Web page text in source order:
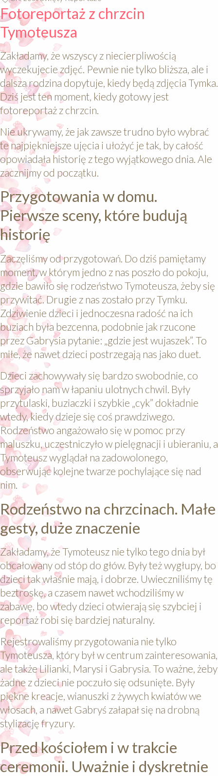
Fotoreportaż z chrzcin
Tymoteusza
Zakładamy, że wszyscy z niecierpliwością
wyczekujecie zdjęć. Pewnie nie tylko bliższa, ale i
dalsza rodzina dopytuje, kiedy będą zdjęcia Tymka.
Dziś jest ten moment, kiedy gotowy jest
fotoreportaż z chrzcin.
Nie ukrywamy, że jak zawsze trudno było wybrać
te najpiękniejsze ujęcia i ułożyć je tak, by całość
opowiadała historię z tego wyjątkowego dnia. Ale
zacznijmy od początku.
Przygotowania w domu.
Pierwsze sceny, które budują
historię
Zaczęliśmy od przygotowań. Do dziś pamiętamy
moment, w którym jedno z nas poszło do pokoju,
gdzie bawiło się rodzeństwo Tymoteusza, żeby się
przywitać. Drugie z nas zostało przy Tymku.
Zdziwienie dzieci i jednoczesna radość na ich
buziach była bezcenna, podobnie jak rzucone
przez Gabrysia pytanie: „gdzie jest wujaszek”. To
miłe, że nawet dzieci postrzegają nas jako duet.
Dzieci zachowywały się bardzo swobodnie, co
sprzyjało nam w łapaniu ulotnych chwil. Były
przytulaski, buziaczki i szybkie „cyk” dokładnie
wtedy, kiedy dzieje się coś prawdziwego.
Rodzeństwo angażowało się w pomoc przy
maluszku, uczestniczyło w pielęgnacji i ubieraniu, a
Tymoteusz wyglądał na zadowolonego,
obserwując kolejne twarze pochylające się nad
nim.
Rodzeństwo na chrzcinach. Małe
gesty, duże znaczenie
Zakładamy, że Tymoteusz nie tylko tego dnia był
obcałowany od stóp do głów. Były też wygłupy, bo
dzieci tak właśnie mają, i dobrze. Uwieczniliśmy tę
beztroskę, a czasem nawet wchodziliśmy w
zabawę, bo wtedy dzieci otwierają się szybciej i
reportaż robi się bardziej naturalny.
Rejestrowaliśmy przygotowania nie tylko
Tymoteusza, który był w centrum zainteresowania,
ale także Lilianki, Marysi i Gabrysia. To ważne, żeby
żadne z dzieci nie poczuło się odsunięte. Były
piękne kreacje, wianuszki z żywych kwiatów we
włosach, a nawet Gabryś załapał się na drobną
stylizację fryzury.
Przed kościołem i w trakcie
ceremonii. Uważnie i dyskretnie